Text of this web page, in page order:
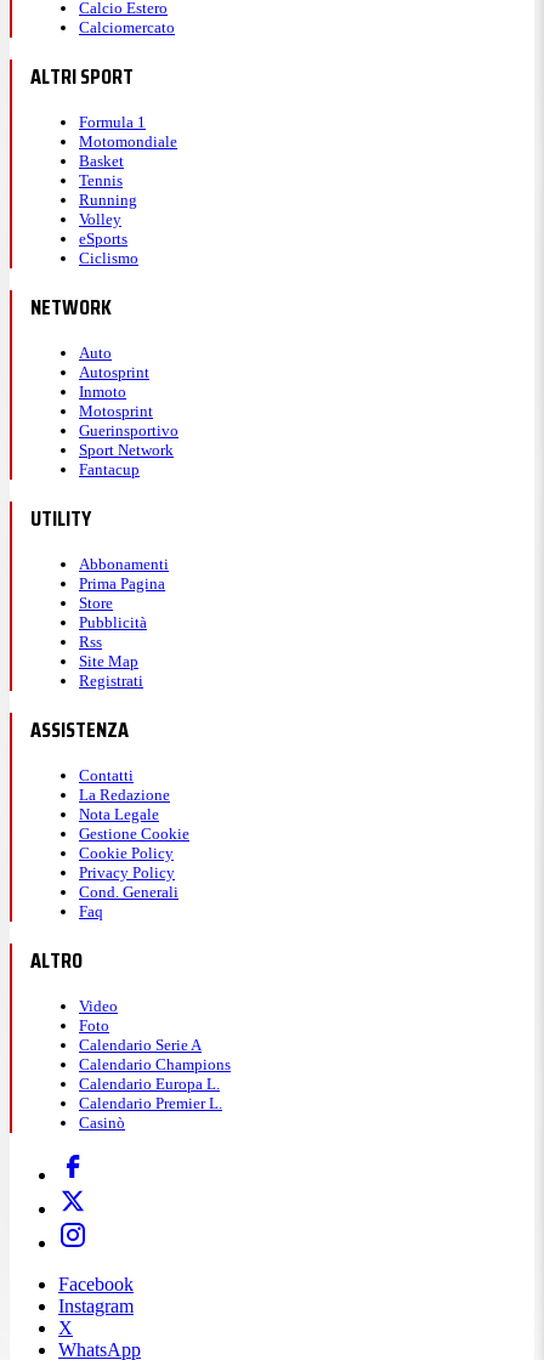
Calcio Estero
Calciomercato
ALTRI SPORT
Formula 1
Motomondiale
Basket
Tennis
Running
Volley
eSports
Ciclismo
NETWORK
Auto
Autosprint
Inmoto
Motosprint
Guerinsportivo
Sport Network
Fantacup
UTILITY
Abbonamenti
Prima Pagina
Store
Pubblicità
Rss
Site Map
Registrati
ASSISTENZA
Contatti
La Redazione
Nota Legale
Gestione Cookie
Cookie Policy
Privacy Policy
Cond. Generali
Faq
ALTRO
Video
Foto
Calendario Serie A
Calendario Champions
Calendario Europa L.
Calendario Premier L.
Casinò
Facebook
Instagram
X
WhatsApp